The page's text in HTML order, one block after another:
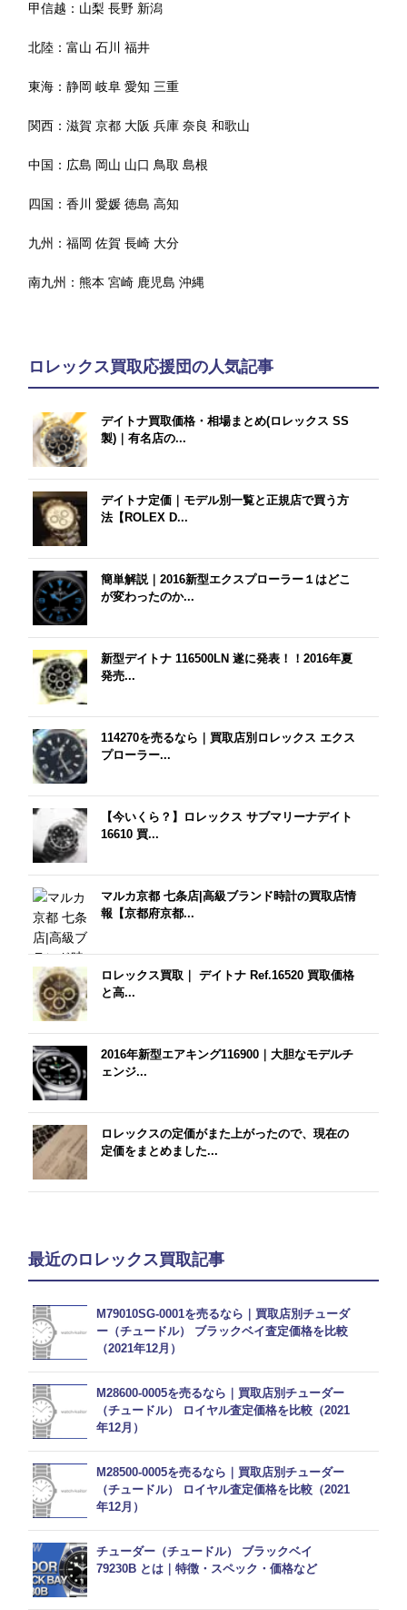
甲信越： 山梨 長野 新潟
北陸：富山 石川 福井
東海：静岡 岐阜 愛知 三重
関西：滋賀 京都 大阪 兵庫 奈良 和歌山
中国： 広島 岡山 山口 鳥取 島根
四国：香川 愛媛 徳島 高知
九州：福岡 佐賀 長崎 大分
南九州：熊本 宮崎 鹿児島 沖縄
ロレックス買取応援団の人気記事
デイトナ買取価格・相場まとめ(ロレックス SS
製)｜有名店の...
デイトナ定価｜モデル別一覧と正規店で買う方
法【ROLEX D...
簡単解説｜2016新型エクスプローラー１はどこ
が変わったのか...
新型デイトナ 116500LN 遂に発表！！2016年夏
発売...
114270を売るなら｜買取店別ロレックス エクス
プローラー...
【今いくら？】ロレックス サブマリーナデイト
16610 買...
マルカ京都 七条店|高級ブランド時計の買取店情
報【京都府京都...
ロレックス買取｜ デイトナ Ref.16520 買取価格
と高...
2016年新型エアキング116900｜大胆なモデルチ
ェンジ...
ロレックスの定価がまた上がったので、現在の
定価をまとめました...
最近のロレックス買取記事
M79010SG-0001を売るなら｜買取店別チューダ
ー（チュードル） ブラックベイ査定価格を比較
（2021年12月）
M28600-0005を売るなら｜買取店別チューダー
（チュードル） ロイヤル査定価格を比較（2021
年12月）
M28500-0005を売るなら｜買取店別チューダー
（チュードル） ロイヤル査定価格を比較（2021
年12月）
チューダー（チュードル） ブラックベイ
79230B とは｜特徴・スペック・価格など